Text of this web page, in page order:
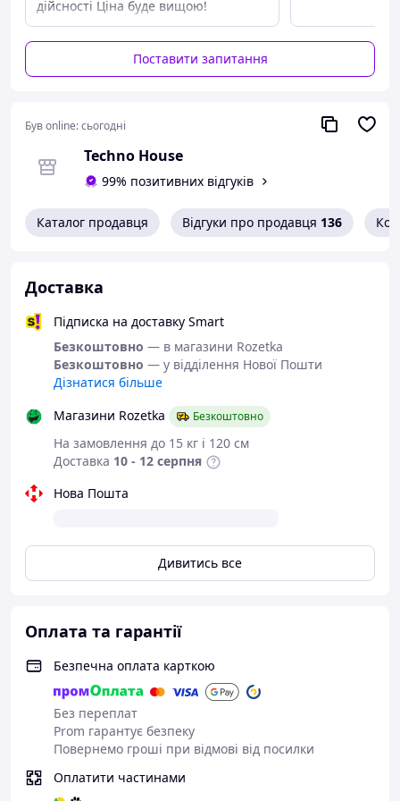
Фен Dyson HD07
режимами
укладки, і трьома рівнями інтенсивності повітряного
потоку. Вбудованафункція іонізаціїзнімає статичну
електрику, роблячи волосся гладким і сяйним.
для точного моделювання, дифузор для створення
природних локонів, насадка для неслухняного волосся,
м'яка насадка для дбайливого висушування й гребінь із
кучерявого волосся.
Основні переваги
Тип:Фен
Бренд:Dyson
Серия:Dyson HD07 Supersonic Special Gift
Edition Prussian Blue/Rich Copper
Потужність:1600 Вт
Кількість швидкостей:
дійсності Ціна буде вищою!
Поставити запитання
Був online:сьогодні
Techno House
99% позитивних відгуків
Каталог продавця Відгуки про продавця 136
Доставка
Підписка на доставку Smart
Безкоштовно — в магазини Rozetka
Безкоштовно — у відділення Нової Пошти
Дізнатися більше
Магазини Rozetka
Безкоштовно
На замовлення до 15 кг і 120 см
Доставка 10 - 12 серпня
Нова Пошта
Дивитись все
Оплата та гарантії
Безпечна оплата карткою
Без переплат
Prom гарантує безпеку
Повернемо гроші при відмові від посилки
Оплатити частинами